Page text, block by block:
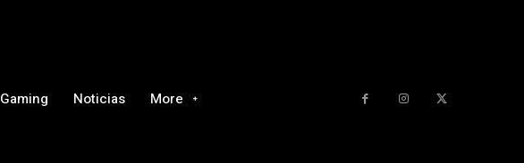
Gaming Noticias More